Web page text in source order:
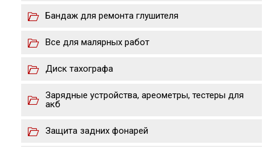
Бандаж для ремонта глушителя
Все для малярных работ
Диск тахографа
Зарядные устройства, ареометры, тестеры для
акб
Защита задних фонарей